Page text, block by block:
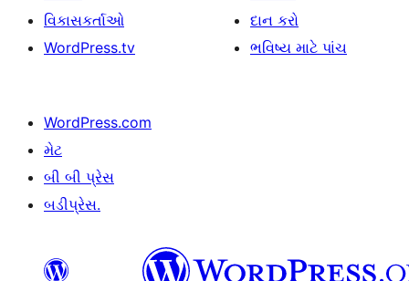
વિકાસકર્તાઓ
WordPress.tv
દાન કરો
ભવિષ્ય માટે પાંચ
WordPress.com
મેટ
બી બી પ્રેસ
બડીપ્રેસ.